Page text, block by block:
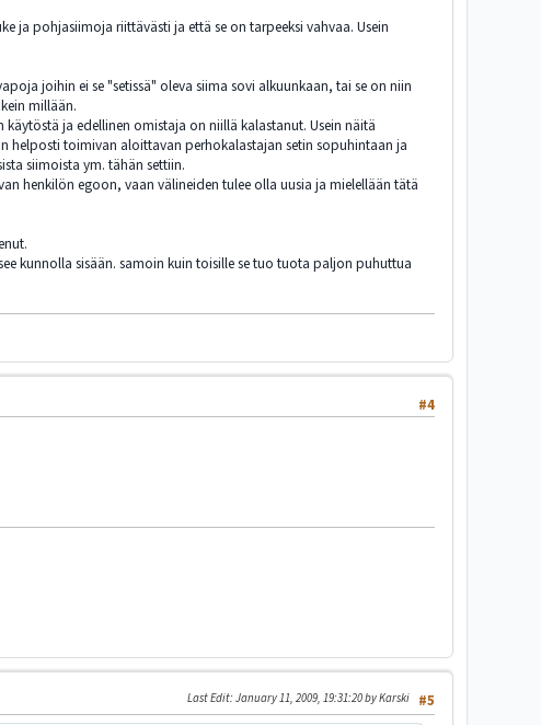
ja pohjasiimoja riittävästi ja että se on tarpeeksi vahvaa. Usein
joihin ei se "setissä" oleva siima sovi alkuunkaan, tai se on niin
millään.
ja edellinen omistaja on niillä kalastanut. Usein näitä
helposti toimivan aloittavan perhokalastajan setin sopuhintaan ja
siimoista ym. tähän settiin.
henkilön egoon, vaan välineiden tulee olla uusia ja mielellään tätä
kunnolla sisään. samoin kuin toisille se tuo tuota paljon puhuttua
#4
#5
Last Edit: January 11, 2009, 19:31:20 by Karski